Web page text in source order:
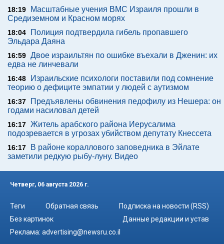
18:19
Масштабные учения ВМС Израиля прошли в
Средиземном и Красном морях
18:04
Полиция подтвердила гибель пропавшего
Эльдара Даяна
16:59 Двое израильтян по ошибке въехали в Дженин: их
едва не линчевали
16:48
Израильские психологи поставили под сомнение
теорию о дефиците эмпатии у людей с аутизмом
16:37
Предъявлены обвинения педофилу из Нешера: он
годами насиловал детей
16:17 Житель арабского района Иерусалима
подозревается в угрозах убийством депутату Кнессета
16:17
В районе кораллового заповедника в Эйлате
заметили редкую рыбу-луну. Видео
Четверг, 06 августа 2026 г.
Теги Обратная связь
Подписка на новости (RSS)
Без картинок
Данные редакции и устав
Реклама: advertising@newsru.co.il